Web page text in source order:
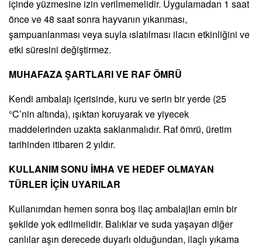
içinde yüzmesine izin verilmemelidir. Uygulamadan 1 saat
önce ve 48 saat sonra hayvanın yıkanması,
şampuanlanması veya suyla ıslatılması ilacın etkinliğini ve
etki süresini değiştirmez.
MUHAFAZA ŞARTLARI VE RAF ÖMRÜ
Kendi ambalajı içerisinde, kuru ve serin bir yerde (25
°C’nin altında), ışıktan koruyarak ve yiyecek
maddelerinden uzakta saklanmalıdır. Raf ömrü, üretim
tarihinden itibaren 2 yıldır.
KULLANIM SONU İMHA VE HEDEF OLMAYAN
TÜRLER İÇİN UYARILAR
Kullanımdan hemen sonra boş ilaç ambalajları emin bir
şekilde yok edilmelidir. Balıklar ve suda yaşayan diğer
canlılar aşırı derecede duyarlı olduğundan, ilaçlı yıkama